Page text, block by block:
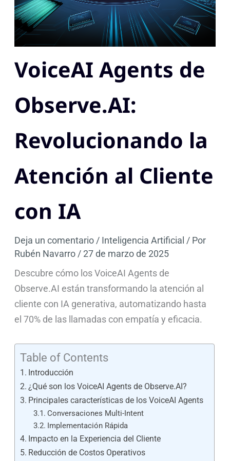
VoiceAI Agents de
Observe.AI:
Revolucionando la
Atención al Cliente
con IA
Deja un comentario/ Inteligencia Artificial / Por
Rubén Navarro/ 27 de marzo de 2025
Descubre cómo los VoiceAI Agents de
Observe.AI están transformando la atención al
cliente con IA generativa, automatizando hasta
el 70% de las llamadas con empatía y eficacia.
Table of Contents
Introducción
¿Qué son los VoiceAI Agents de Observe.AI?
Principales características de los VoiceAI Agents
Conversaciones Multi-Intent
Implementación Rápida
Impacto en la Experiencia del Cliente
Reducción de Costos Operativos